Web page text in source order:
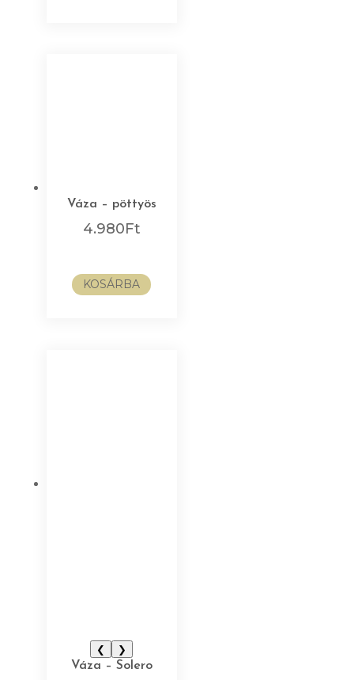
Váza – pöttyös
4.980Ft
KOSÁRBA
❮
❯
Váza – Solero